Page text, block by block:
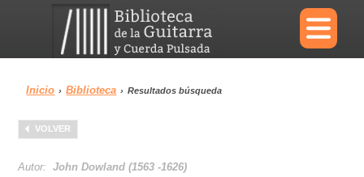
×
Menu
Biblioteca
Inicio › Biblioteca › Resultados búsqueda
VOLVER
Autor:John Dowland (1563 -1626)